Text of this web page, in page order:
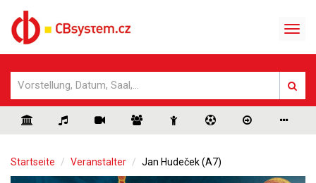
Startseite Veranstalter Jan Hudeček (A7)